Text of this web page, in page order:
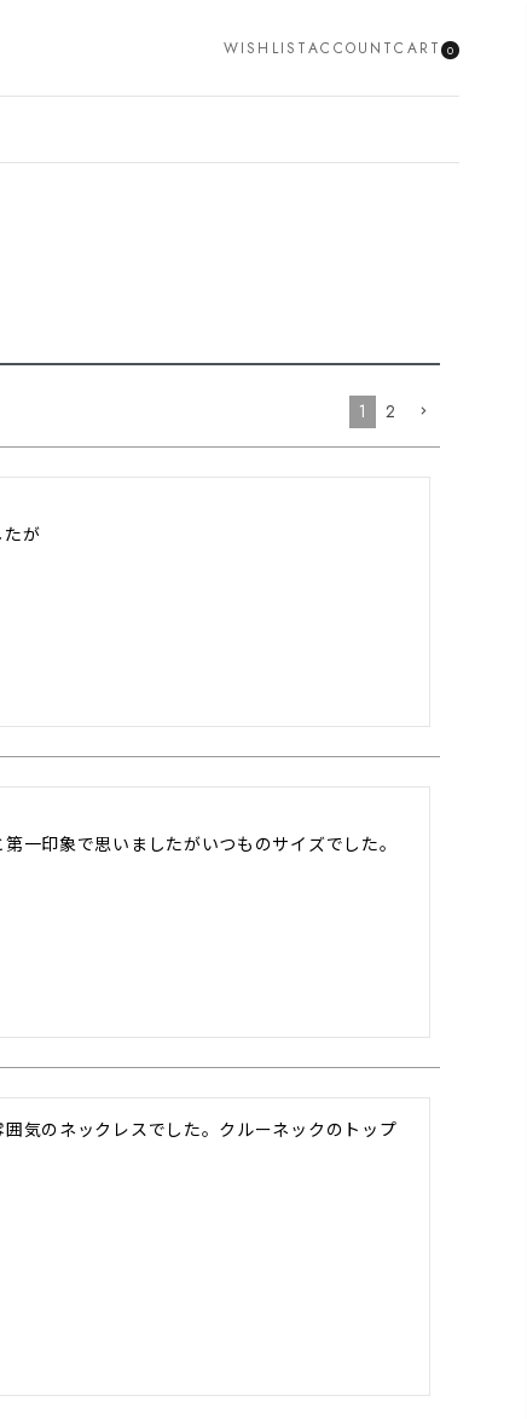
WISHLISTACCOUNTCART 0
1 2
たが
一印象で思いましたがいつものサイズでした。
気のネックレスでした。クルーネックのトップ